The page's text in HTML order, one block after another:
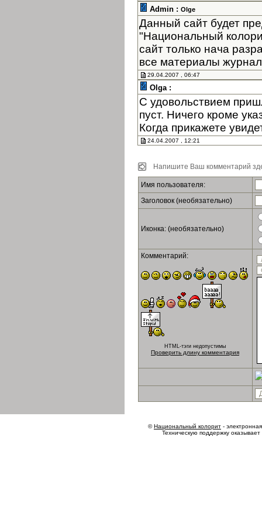
Admin : Olge
Данный сайт будет
"Национальный
сайт только нача
все материалы
29.04.2007 , 06:47
Olga :
С удовольствием
пуст. Ничего кроме
Когда прикажете
24.04.2007 , 12:21
Напишите Ваш комментарий
Имя пользователя:
Заголовок (необязательно)
Иконка: (необязательно)
Комментарий:
HTML-тэги недопустимы
Проверить длину комментария
©Национальный колорит -
Техническую поддержку